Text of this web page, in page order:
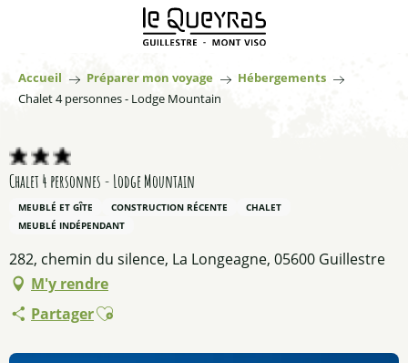
principal
Accueil Préparer mon voyage
Hébergements
Chalet 4 personnes - Lodge Mountain
Chalet 4 personnes - Lodge Mountain
MEUBLÉ ET GÎTE CONSTRUCTION RÉCENTE
CHALET
MEUBLÉ INDÉPENDANT
282, chemin du silence, La Longeagne, 05600 Guillestre
M'y rendre
PartagerAjouter aux favoris